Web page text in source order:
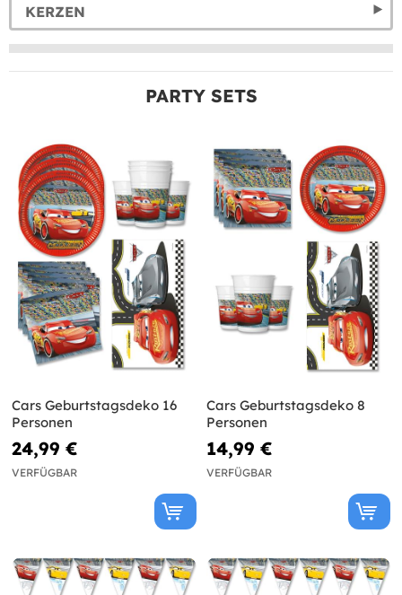
KERZEN
PARTY SETS
Cars Geburtstagsdeko 16
Personen
24,99 €
VERFÜGBAR
Cars Geburtstagsdeko 8
Personen
14,99 €
VERFÜGBAR